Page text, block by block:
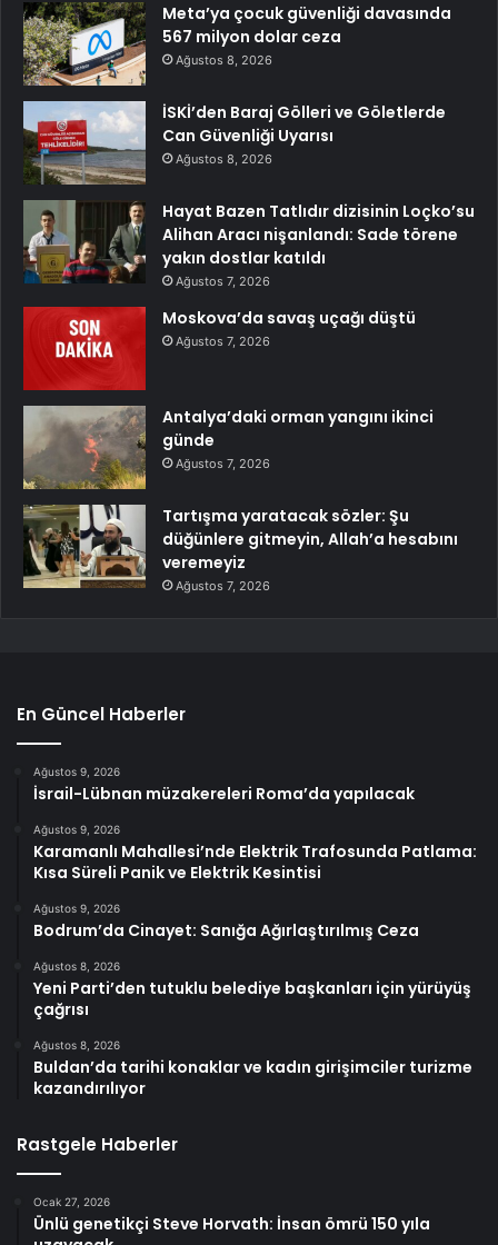
Meta’ya çocuk güvenliği davasında
567 milyon dolar ceza
Ağustos 8, 2026
İSKİ’den Baraj Gölleri ve Göletlerde
Can Güvenliği Uyarısı
Ağustos 8, 2026
Hayat Bazen Tatlıdır dizisinin Loçko’su
Alihan Aracı nişanlandı: Sade törene
yakın dostlar katıldı
Ağustos 7, 2026
Moskova’da savaş uçağı düştü
Ağustos 7, 2026
Antalya’daki orman yangını ikinci
günde
Ağustos 7, 2026
Tartışma yaratacak sözler: Şu
düğünlere gitmeyin, Allah’a hesabını
veremeyiz
Ağustos 7, 2026
En Güncel Haberler
Ağustos 9, 2026
İsrail-Lübnan müzakereleri Roma’da yapılacak
Ağustos 9, 2026
Karamanlı Mahallesi’nde Elektrik Trafosunda Patlama:
Kısa Süreli Panik ve Elektrik Kesintisi
Ağustos 9, 2026
Bodrum’da Cinayet: Sanığa Ağırlaştırılmış Ceza
Ağustos 8, 2026
Yeni Parti’den tutuklu belediye başkanları için yürüyüş
çağrısı
Ağustos 8, 2026
Buldan’da tarihi konaklar ve kadın girişimciler turizme
kazandırılıyor
Rastgele Haberler
Ocak 27, 2026
Ünlü genetikçi Steve Horvath: İnsan ömrü 150 yıla